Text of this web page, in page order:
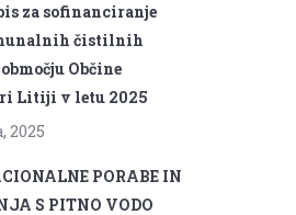
za sofinanciranje
čistilnih
Občine
Litiji v letu 2025
2025
PORABE IN
S PITNO VODO